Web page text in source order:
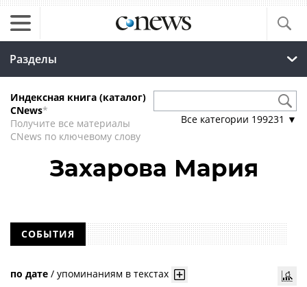
Разделы
Индексная книга (каталог)
CNews*
Получите все материалы
CNews по ключевому слову
Все категории 199231 ▼
Захарова Мария
СОБЫТИЯ
по дате / упоминаниям в текстах